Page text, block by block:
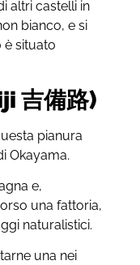
altri castelli in
bianco, e si
è situato
吉備路)
pianura
Okayama.
e,
una fattoria,
naturalistici.
una nei